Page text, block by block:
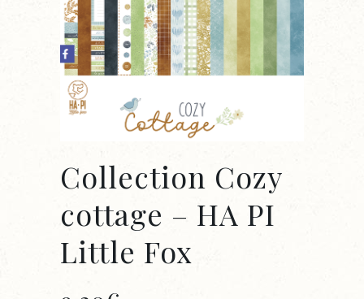
Collection Cozy
cottage – HA PI
Little Fox